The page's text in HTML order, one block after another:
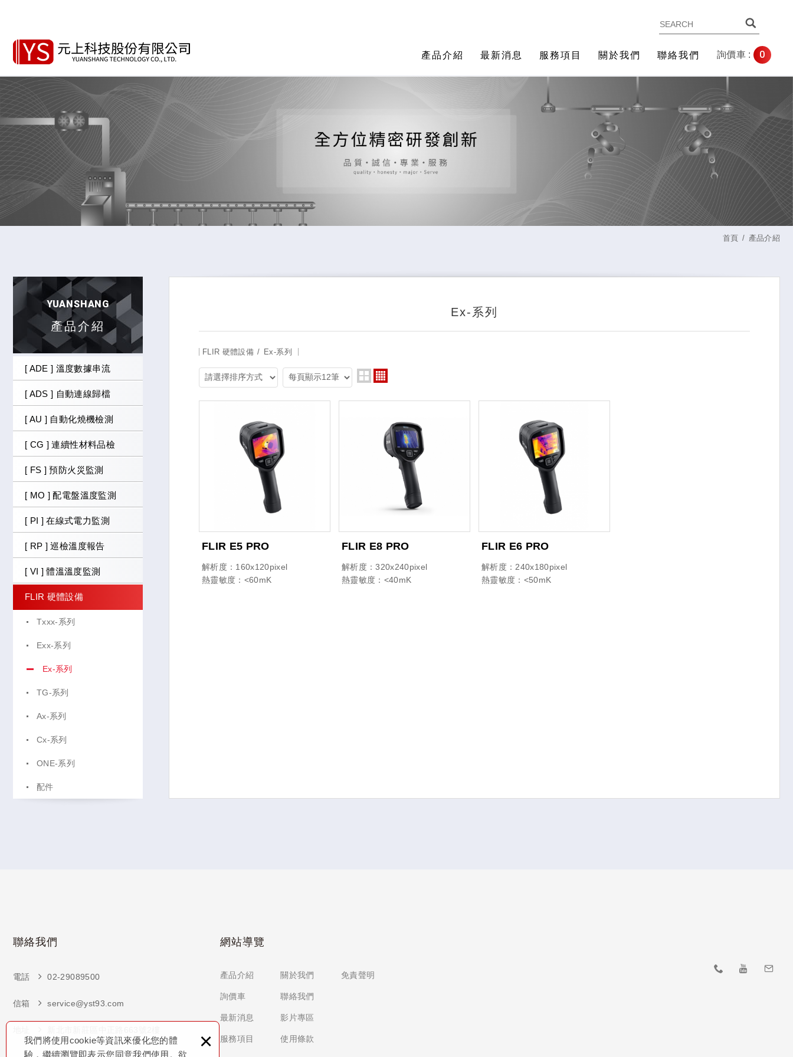
我們將使用cookie等資訊來優化您的體
驗，繼續瀏覽即表示您同意我們使用。欲
×
產品介紹 最新消息 服務項目 關於我們 聯絡我們 詢價車 : 0
首頁 產品介紹
YUANSHANG
產品介紹
[ ADE ] 溫度數據串流
[ ADS ] 自動連線歸檔
[ AU ] 自動化燒機檢測
[ CG ] 連續性材料品檢
[ FS ] 預防火災監測
[ MO ] 配電盤溫度監測
[ PI ] 在線式電力監測
[ RP ] 巡檢溫度報告
[ VI ] 體溫溫度監測
FLIR 硬體設備
Txxx-系列
Exx-系列
Ex-系列
TG-系列
Ax-系列
Cx-系列
ONE-系列
配件
Ex-系列
FLIR 硬體設備 Ex-系列
FLIR E5 PRO
解析度：160x120pixel
熱靈敏度：<60mK
FLIR E8 PRO
解析度：320x240pixel
熱靈敏度：<40mK
FLIR E6 PRO
解析度：240x180pixel
熱靈敏度：<50mK
聯絡我們
電話 02-29089500
信箱 service@yst93.com
網站導覽
產品介紹
詢價車
最新消息
服務項目
關於我們
聯絡我們
影片專區
使用條款
免責聲明